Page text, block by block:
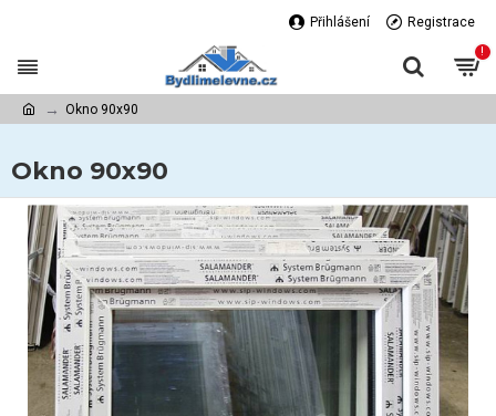
Přihlášení Registrace
!
Okno 90x90
Okno 90x90